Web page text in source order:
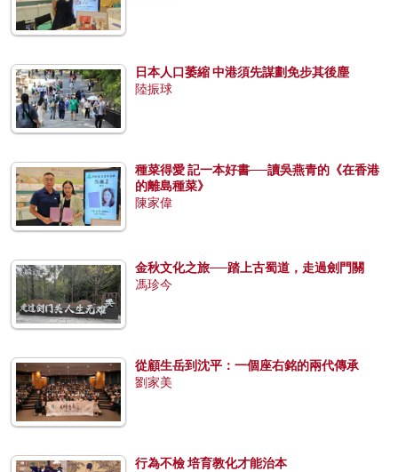
日本人口萎縮 中港須先謀劃免步其後塵
陸振球
種菜得愛 記一本好書──讀吳燕青的《在香港
的離島種菜》
陳家偉
金秋文化之旅──踏上古蜀道，走過劍門關
馮珍今
從顧生岳到沈平：一個座右銘的兩代傳承
劉家美
行為不檢 培育教化才能治本